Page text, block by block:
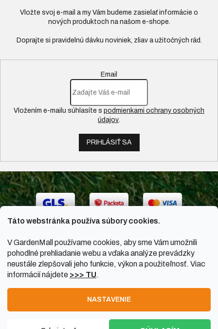
Táto webstránka používa súbory cookies.
V GardenMall používame cookies, aby sme Vám umožnili
pohodlné prehliadanie webu a vďaka analýze prevádzky
neustále zlepšovali jeho funkcie, výkon a použiteľnosť. Viac
informácií nájdete >>> TU.
NASTAVENIE
Vložte svoj e-mail a my Vám budeme zasielať informácie o
nových produktoch na našom e-shope.
Email
Vložením e-mailu súhlasíte s podmienkami ochrany osobných
údajov.
PRIHLÁSIŤ SA
GardenMall.sk